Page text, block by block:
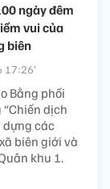
ngày đêm
vui của
biên
Bằng phối
dịch
dựng các
biên giới và
khu 1.